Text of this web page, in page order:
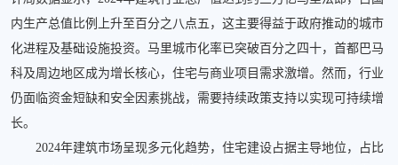
内生产总值比例上升至百分之八点五，这主要得益于政府推动的城市
化进程及基础设施投资。马里城市化率已突破百分之四十，首都巴马
科及周边地区成为增长核心，住宅与商业项目需求激增。然而，行业
仍面临资金短缺和安全因素挑战，需要持续政策支持以实现可持续增
长。
2024年建筑市场呈现多元化趋势，住宅建设占据主导地位，占比